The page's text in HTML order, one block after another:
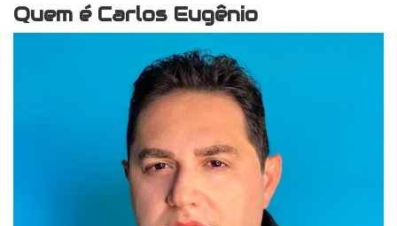
Quem é Carlos Eugênio